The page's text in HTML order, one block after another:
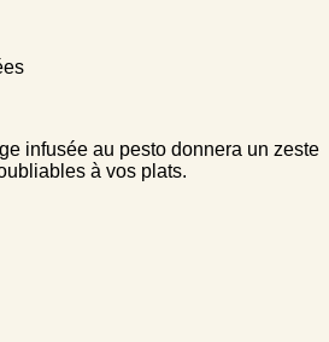
infusée au pesto donnera un zeste
à vos plats.